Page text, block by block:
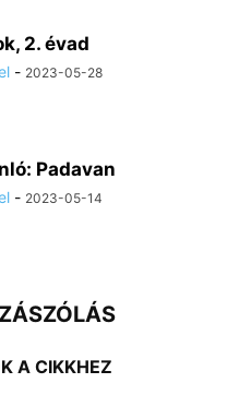
2. évad
- 2023-05-28
Padavan
- 2023-05-14
A CIKKHEZ